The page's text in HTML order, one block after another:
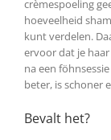
crèmespoeling
hoeveelheid
kunt verdelen.
ervoor dat je
na een
beter, is schoner
Bevalt het?